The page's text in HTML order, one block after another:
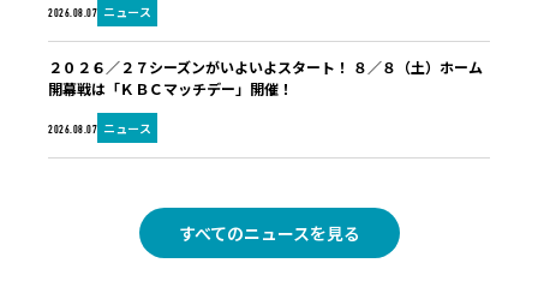
2026.08.07 ニュース
2026.08.07 ニュース
２０２６／２７シーズンがいよいよスタート！ ８／８（土）ホーム
開幕戦は「ＫＢＣマッチデー」開催！
すべてのニュースを見る